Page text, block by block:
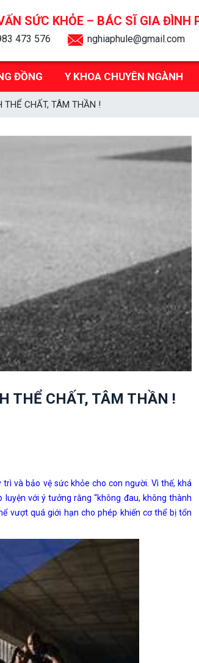
SỨC KHỎE – BÁC SĨ GIA ĐÌNH
473 576 nghiaphule@gmail.com
ĐỒNG Y KHOA CHUYÊN NGÀNH
THỂ CHẤT, TÂM THẦN !
THỂ CHẤT, TÂM THẦN !
và bảo vệ sức khỏe cho con người. Vì thế, khá
với ý tưởng rằng “không đau, không thành
vượt quá giới hạn cho phép khiến cơ thể bị tổn